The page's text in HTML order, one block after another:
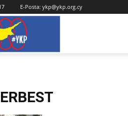
E-Posta: ykp@ykp.org.cy